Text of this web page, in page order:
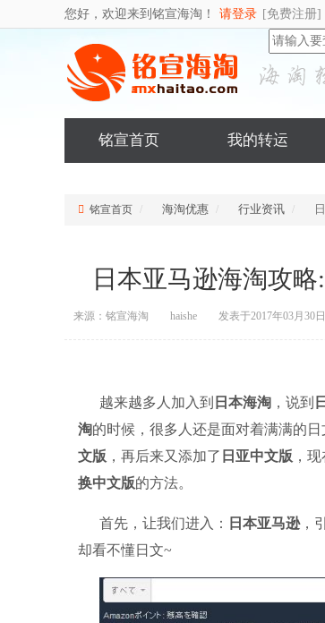
您好，欢迎来到铭宣海淘！ 请登录 [免费注册]
铭宣首页 我的转运
铭宣首页 海淘优惠 行业资讯
日本亚马逊海淘攻
来源：铭宣海淘 haishe 发表于2017年03月30
越来越多人加入到 日本海淘 ，说到
淘的时候，很多人还是面对着满满的
文版 ，再后来又添加了 日亚中文版 ，
换中文版的方法。
首先，让我们进入： 日本亚马逊，
却看不懂日文~